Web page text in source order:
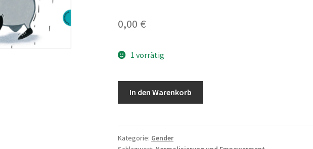
0,00 €
1 vorrätig
für
In den Warenkorb
Kategorie: Gender